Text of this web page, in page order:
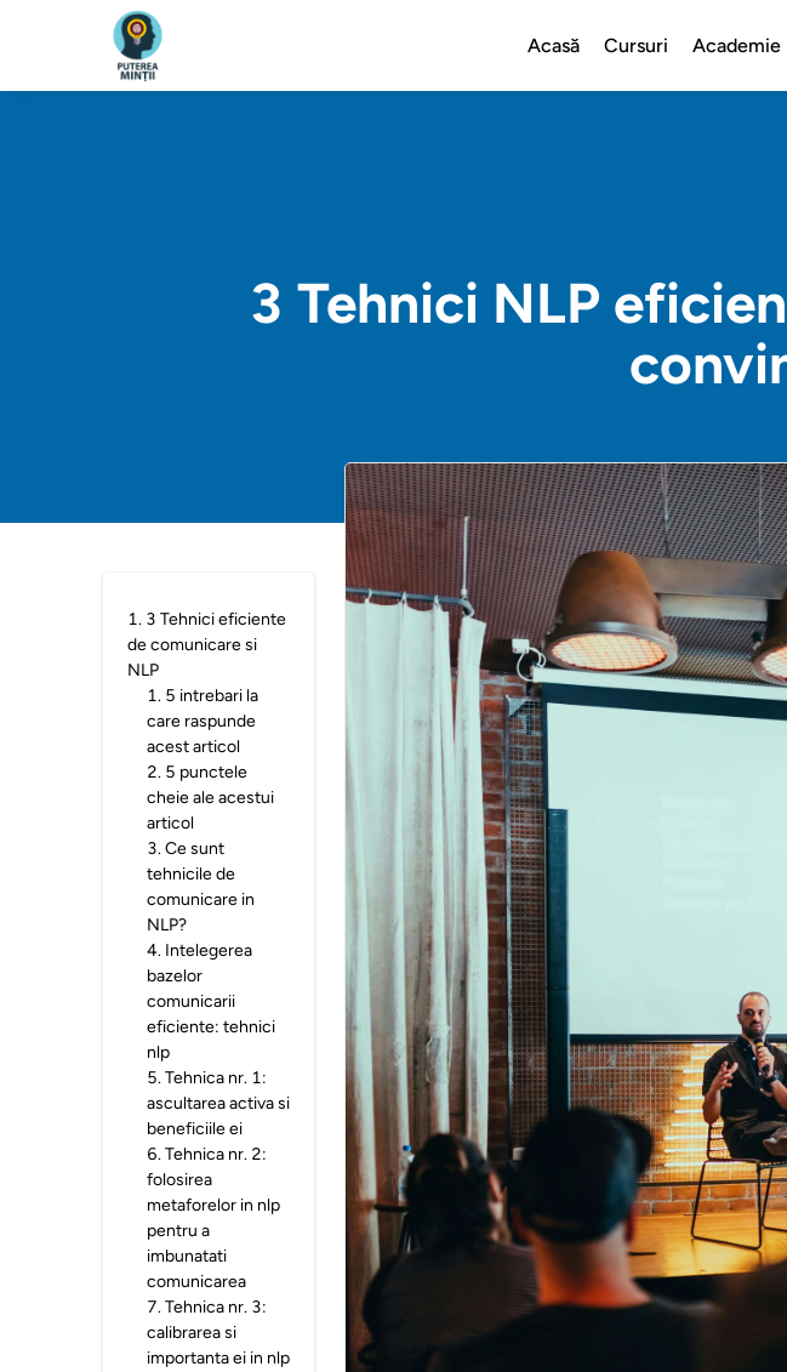
Acasă Cursuri Academie
3 Tehnici NLP
1. 3 Tehnici eficiente
de comunicare si
NLP
1. 5 intrebari la
care raspunde
acest articol
2. 5 punctele
cheie ale acestui
articol
3.Ce sunt
tehnicile de
comunicare in
NLP?
4. Intelegerea
bazelor
comunicarii
eficiente: tehnici
nlp
5.Tehnica nr. 1:
ascultarea activa si
beneficiile ei
6.Tehnica nr. 2:
folosirea
metaforelor in nlp
pentru a
imbunatati
comunicarea
7.Tehnica nr. 3:
calibrarea si
importanta ei in nlp